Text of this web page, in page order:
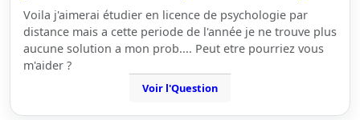
Voila j'aimerai étudier en licence de psychologie par
distance mais a cette periode de l'année je ne trouve plus
aucune solution a mon prob.... Peut etre pourriez vous
m'aider ?
Voir l'Question